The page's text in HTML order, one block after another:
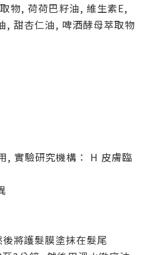
物, 荷荷巴籽油, 維生素E,
, 甜杏仁油, 啤酒酵母萃取物
, 實驗研究機構： H 皮膚臨
將護髮膜塗抹在髮尾